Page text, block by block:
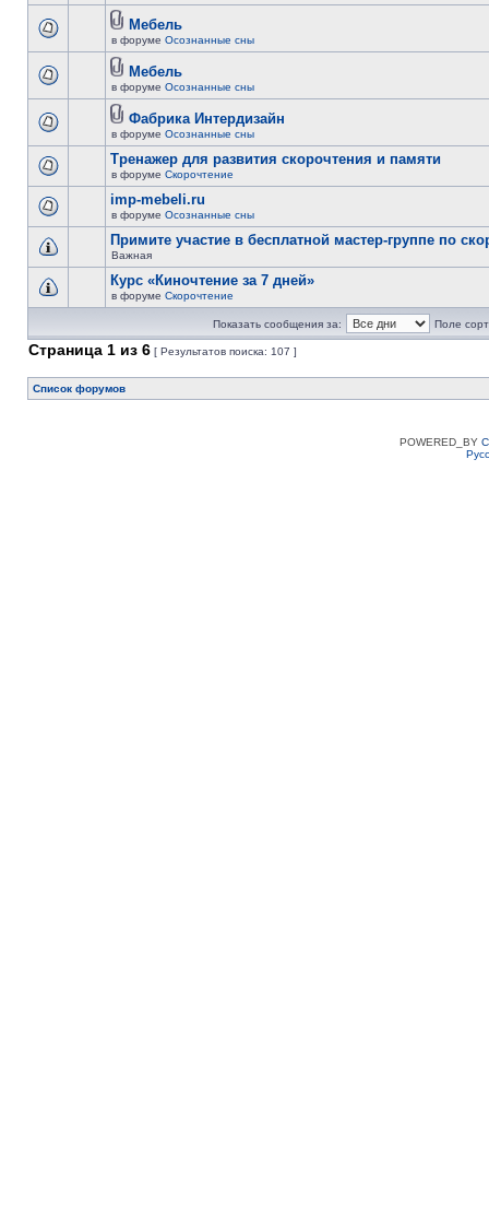
Мебель
в форуме Осознанные сны
Мебель
в форуме Осознанные сны
Фабрика Интердизайн
в форуме Осознанные сны
Тренажер для развития скорочтения и памяти
в форуме Скорочтение
imp-mebeli.ru
в форуме Осознанные сны
Примите участие в бесплатной мастер-группе по
Важная
Курс «Киночтение за 7 дней»
в форуме Скорочтение
Показать сообщения за: Поле
Страница 1 из 6 [ Результатов поиска: 107 ]
Список форумов
POWERED_BY